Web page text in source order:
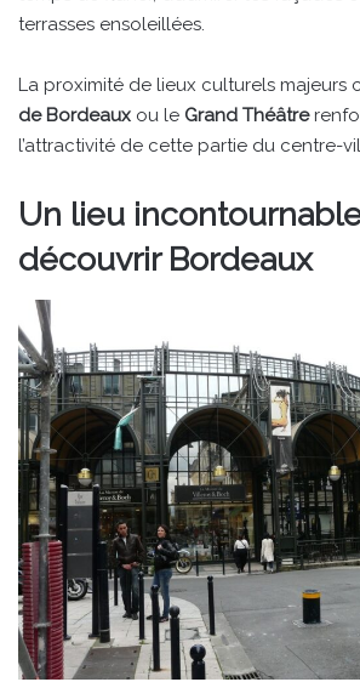
terrasses ensoleillées.
La proximité de lieux culturels majeurs
de Bordeaux ou le Grand Théâtre
l’attractivité de cette partie du centre-
Un lieu
découvrir Bordeaux